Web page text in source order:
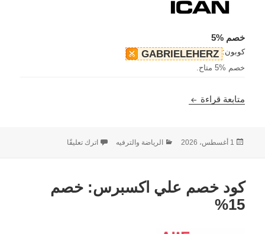
خصم %5
كوبون: GABRIELEHERZ
خصم %5 متاح.
متابعة قراءة كود قسيمة Icancycling
نُشرت1 أغسطس، 2026 التصنيفات
الرياضة والترفيه اترك تعليقًا
كود خصم علي اكسبرس: خصم
15%